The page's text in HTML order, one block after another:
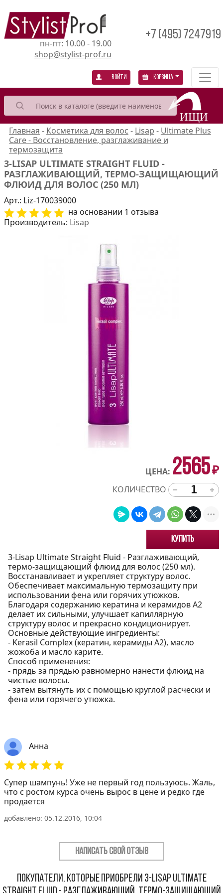
пн-пт: 10.00 - 19.00
shop@stylist-prof.ru
+7 (495) 7247919
Войти Корзина
Главная - Косметика для волос - Lisap - Ultimate Plus
Care - Восстановление, разглаживание и
термозащита
3-LISAP ULTIMATE STRAIGHT FLUID -
РАЗГЛАЖИВАЮЩИЙ, ТЕРМО-ЗАЩИЩАЮЩИЙ
ФЛЮИД ДЛЯ ВОЛОС (250 МЛ)
Арт.: Liz-170039000
на основании 1 отзыва
Производитель: Lisap
ЦЕНА: 2565₽
КОЛИЧЕСТВО
Купить
3-Lisap Ultimate Straight Fluid - Разглаживающий,
термо-защищающий флюид для волос (250 мл).
Восстанавливает и укрепляет структуру волос.
Обеспечивает максимальную термозащиту при
использовании фена или горячих утюжков.
Благодаря содержанию кератина и керамидов А2
делает их сильными, улучшает капиллярную
структуру волос и прекрасно кондиционирует.
Основные действующие ингредиенты:
- Kerasil Соmрlех (кератин, керамиды А2), масло
жожоба и масло карите.
Способ применения:
- прядь за прядью равномерно нанести флюид на
чистые волосы.
- затем вытянуть их c помощью круглой расчески и
фена или горячего утюжка.
Анна
Супер шампунь! Уже не первый год пользуюсь. Жаль,
что с ростом курса очень вырос в цене и редко где
продается
добавлено: 05.12.2016, 10:04
НАПИСАТЬ СВОЙ ОТЗЫВ
Покупатели, которые приобрели 3-Lisap Ultimate